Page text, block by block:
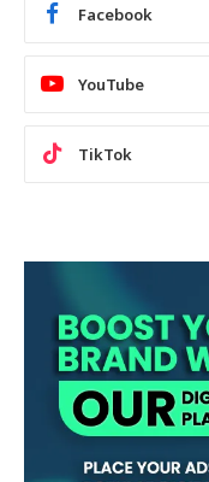
Facebook
YouTube
TikTok